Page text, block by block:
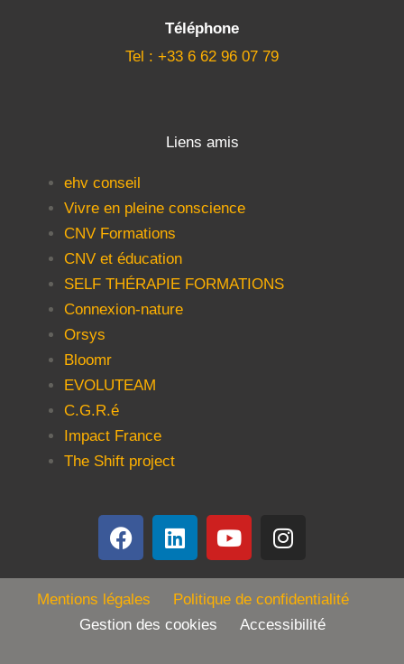
Téléphone
Tel : +33 6 62 96 07 79
Liens amis
ehv conseil
Vivre en pleine conscience
CNV Formations
CNV et éducation
SELF THÉRAPIE FORMATIONS
Connexion-nature
Orsys
Bloomr
EVOLUTEAM
C.G.R.é
Impact France
The Shift project
Mentions légales
Politique de confidentialité
Gestion des cookies Accessibilité